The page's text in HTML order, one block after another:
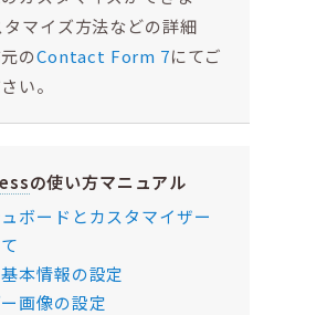
タマイズ方法などの詳細
のContact Form 7にてご
い。
の使い方マニュアル
ボードとカスタマイザー
本情報の設定
画像の設定